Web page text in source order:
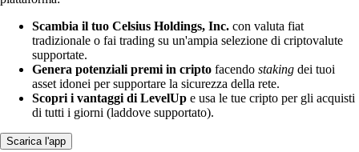
Scambia il tuo Celsius Holdings, Inc. con valuta fiat
tradizionale o fai trading su un'ampia selezione di criptovalute
supportate.
Genera potenziali premi in cripto facendo staking dei tuoi
asset idonei per supportare la sicurezza della rete.
Scopri i vantaggi di LevelUp e usa le tue cripto per gli acquisti
di tutti i giorni (laddove supportato).
Scarica l'app